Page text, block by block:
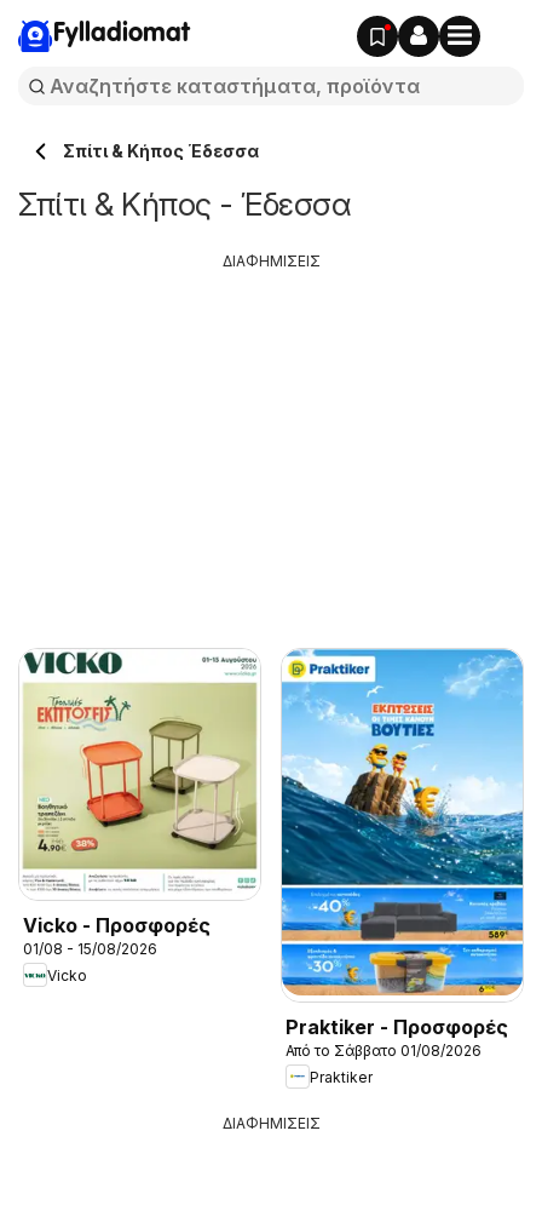
Fylladiomat
Σπίτι & Κήπος Έδεσσα
Σπίτι & Κήπος - Έδεσσα
Vicko - Προσφορές
01/08 - 15/08/2026
Vicko
Praktiker - Προσφορές
Από το Σάββατο 01/08/2026
Praktiker
ΔΙΑΦΗΜΙΣΕΙΣ
ΔΙΑΦΗΜΙΣΕΙΣ